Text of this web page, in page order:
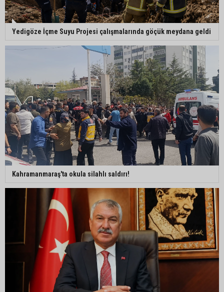
Adana’da sıcağın boyutu: Asfaltta yumurta pişti
Yeni Parti'de Seyhan İlçe Başkanlığına Mehmet
Şahin Gümüş getirildi
Adanalı araştırmacı Burhan Eptemli CHP’de
başkan yardımcısı oldu
Yedigöze İçme Suyu Projesi çalışmalarında göçük meydana geldi
Kahramanmaraş'ta okula silahlı saldırı!